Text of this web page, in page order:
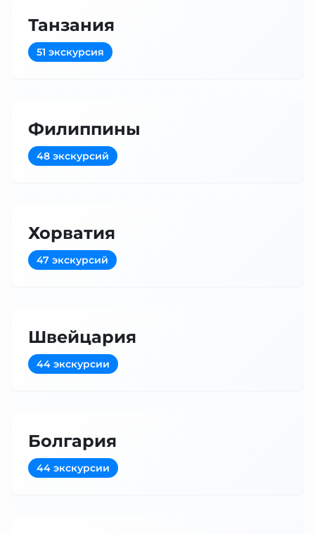
Танзания
51 экскурсия
Филиппины
48 экскурсий
Хорватия
47 экскурсий
Швейцария
44 экскурсии
Болгария
44 экскурсии